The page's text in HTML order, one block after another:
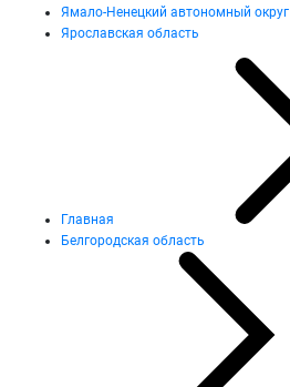
Ямало-Ненецкий автономный округ
Ярославская область
Главная
Белгородская область